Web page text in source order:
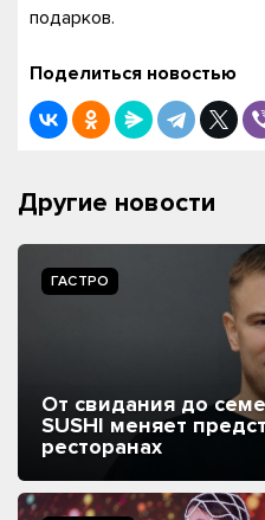
подарков.
Поделиться новостью
Другие новости
ГАСТРО
От свидания до
SUSHI меняет
ресторанах